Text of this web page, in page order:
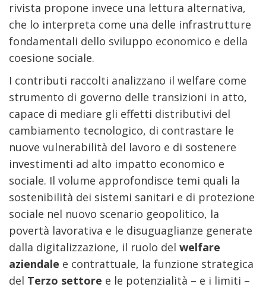
rivista propone invece una lettura alternativa,
che lo interpreta come una delle infrastrutture
fondamentali dello sviluppo economico e della
coesione sociale.
I contributi raccolti analizzano il welfare come
strumento di governo delle transizioni in atto,
capace di mediare gli effetti distributivi del
cambiamento tecnologico, di contrastare le
nuove vulnerabilità del lavoro e di sostenere
investimenti ad alto impatto economico e
sociale. Il volume approfondisce temi quali la
sostenibilità dei sistemi sanitari e di protezione
sociale nel nuovo scenario geopolitico, la
povertà lavorativa e le disuguaglianze generate
dalla digitalizzazione, il ruolo del welfare
aziendale e contrattuale, la funzione strategica
del Terzo settore e le potenzialità – e i limiti –